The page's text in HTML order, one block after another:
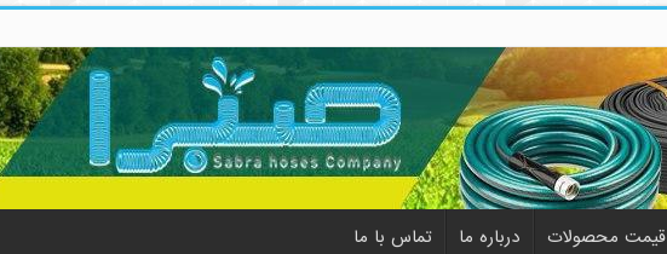
محصولات درباره ما تماس با ما